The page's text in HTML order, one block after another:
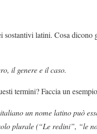
sostantivi latini. Cosa
il genere e il caso.
termini? Faccia un
un nome latino può
plurale (“Le redini”, “le